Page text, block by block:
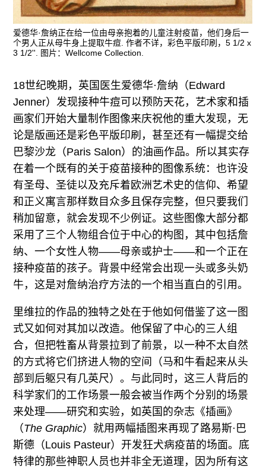
爱德华·詹纳正在给一位由母亲抱着的儿童注射疫苗，他们身后一
个男人正从母牛身上提取牛痘. 作者不详，彩色平版印刷，5 1/2 x
3 1/2''. 图片：Wellcome Collection.
18世纪晚期，英国医生爱德华·詹纳（Edward
Jenner）发现接种牛痘可以预防天花，艺术家和插
画家们开始大量制作图像来庆祝他的重大发现，无
论是版画还是彩色平版印刷，甚至还有一幅提交给
巴黎沙龙（Paris Salon）的油画作品。所以其实存
在着一个既有的关于疫苗接种的图像系统：也许没
有圣母、圣徒以及充斥着欧洲艺术史的信仰、希望
和正义寓言那样数目众多且保存完整，但只要我们
稍加留意，就会发现不少例证。这些图像大部分都
采用了三个人物组合位于中心的构图，其中包括詹
纳、一个女性人物——母亲或护士——和一个正在
接种疫苗的孩子。背景中经常会出现一头或多头奶
牛，这是对詹纳治疗方法的一个相当直白的引用。
里维拉的作品的独特之处在于他如何借鉴了这一图
式又如何对其加以改造。他保留了中心的三人组
合，但把牲畜从背景拉到了前景，以一种不太自然
的方式将它们挤进人物的空间（马和牛看起来从头
部到后躯只有几英尺）。与此同时，这三人背后的
科学家们的工作场景一般会被当作两个分别的场景
来处理——研究和实验，如英国的杂志《插画》
（The Graphic）就用两幅插图来再现了路易斯·巴
斯德（Louis Pasteur）开发狂犬病疫苗的场面。底
特律的那些神职人员也并非全无道理，因为所有这